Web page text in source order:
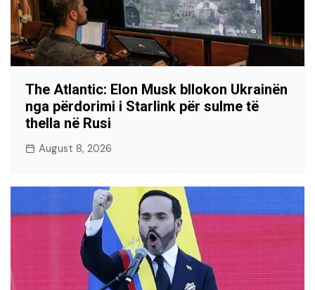
The Atlantic: Elon Musk bllokon Ukrainën
nga përdorimi i Starlink për sulme të
thella në Rusi
August 8, 2026